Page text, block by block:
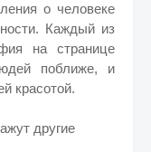
о человеке
Каждый из
на странице
поближе, и
красотой.
другие